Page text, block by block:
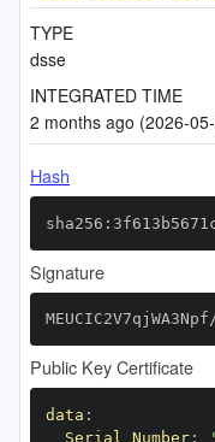
TYPE
dsse
INTEGRATED TIME
2 months ago (2026-
Hash
Signature
Public Key Certificate
data :
Serial Number: